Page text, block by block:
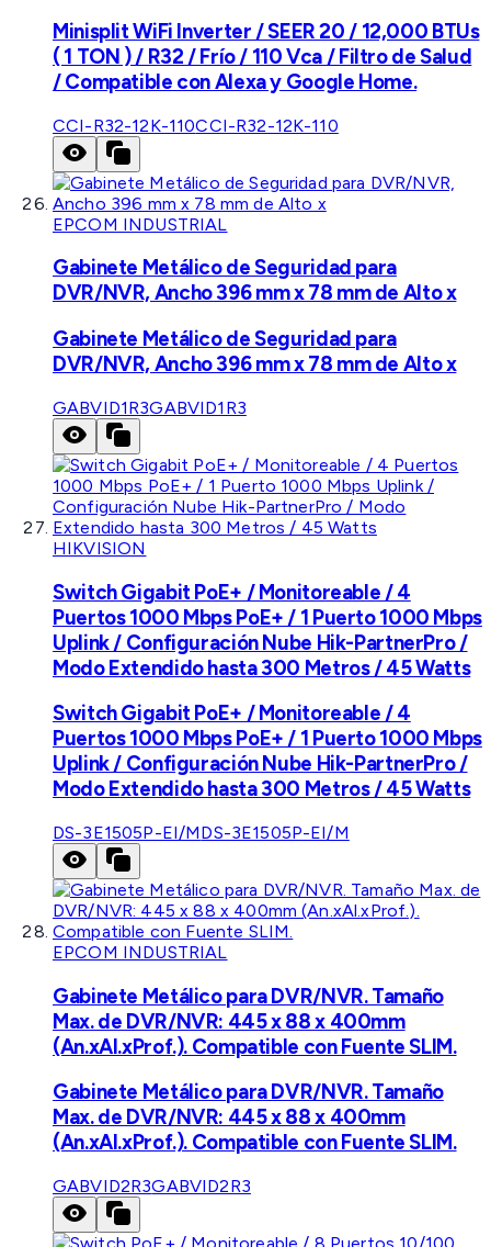
Minisplit WiFi Inverter / SEER 20 / 12,000 BTUs
( 1 TON ) / R32 / Frío / 110 Vca / Filtro de Salud
/ Compatible con Alexa y Google Home.
CCI-R32-12K-110CCI-R32-12K-110
EPCOM INDUSTRIAL
Gabinete Metálico de Seguridad para
DVR/NVR, Ancho 396 mm x 78 mm de Alto x
Gabinete Metálico de Seguridad para
DVR/NVR, Ancho 396 mm x 78 mm de Alto x
GABVID1R3GABVID1R3
HIKVISION
Switch Gigabit PoE+ / Monitoreable / 4
Puertos 1000 Mbps PoE+ / 1 Puerto 1000 Mbps
Uplink / Configuración Nube Hik-PartnerPro /
Modo Extendido hasta 300 Metros / 45 Watts
Switch Gigabit PoE+ / Monitoreable / 4
Puertos 1000 Mbps PoE+ / 1 Puerto 1000 Mbps
Uplink / Configuración Nube Hik-PartnerPro /
Modo Extendido hasta 300 Metros / 45 Watts
DS-3E1505P-EI/MDS-3E1505P-EI/M
EPCOM INDUSTRIAL
Gabinete Metálico para DVR/NVR. Tamaño
Max. de DVR/NVR: 445 x 88 x 400mm
(An.xAl.xProf.). Compatible con Fuente SLIM.
Gabinete Metálico para DVR/NVR. Tamaño
Max. de DVR/NVR: 445 x 88 x 400mm
(An.xAl.xProf.). Compatible con Fuente SLIM.
GABVID2R3GABVID2R3